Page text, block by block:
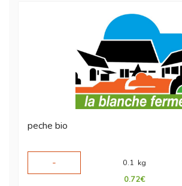
peche bio
-
0.1 kg
0.72€